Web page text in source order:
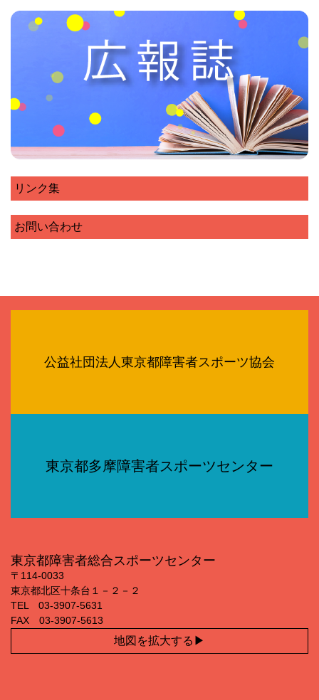
リンク集
お問い合わせ
公益社団法人東京都障害者スポーツ協会
東京都多摩障害者スポーツセンター
東京都障害者総合スポーツセンター
〒114‐0033
東京都北区十条台１－２－２
TEL 03‐3907‐5631
FAX 03‐3907‐5613
地図を拡大する